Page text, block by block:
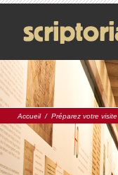
Accueil/ Préparez votre visite